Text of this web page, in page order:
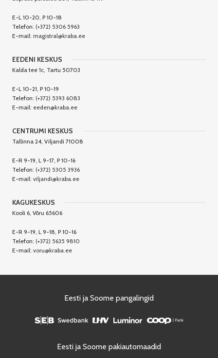
E-L 10-20, P 10-18
Telefon: (+372) 5306 5963
E-mail: magistral@kraba.ee
EEDENI KESKUS
Kalda tee 1c, Tartu 50703
E-L 10-21, P 10-19
Telefon: (+372) 5393 6083
E-mail: eeden@kraba.ee
CENTRUMI KESKUS
Tallinna 24, Viljandi 71008
E-R 9-19, L 9-17, P 10-16
Telefon: (+372) 5305 3936
E-mail: viljandi@kraba.ee
KAGUKESKUS
Kooli 6, Võru 65606
E-R 9-19, L 9-18, P 10-16
Telefon: (+372) 5635 9810
E-mail: voru@kraba.ee
Eesti ja Soome pangalingid
Eesti ja Soome pakiautomaadid